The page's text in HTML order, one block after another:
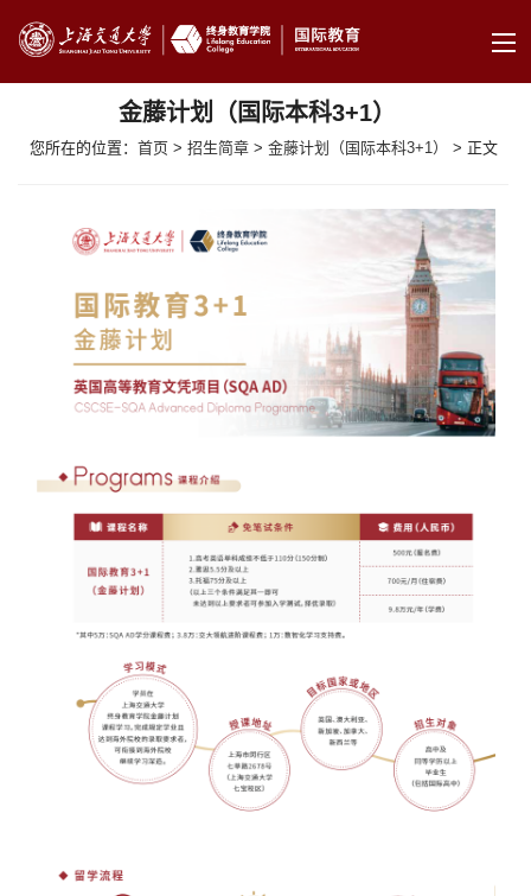
金藤计划（国际本科3+1）
您所在的位置：首页 >招生简章 >金藤计划（国际本科3+1） > 正文